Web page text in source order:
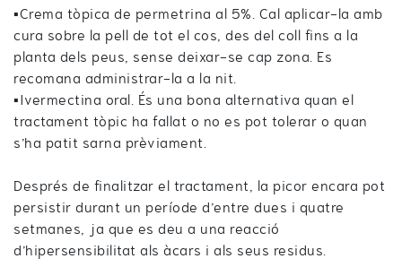
▪️Crema tòpica de permetrina al 5%. Cal aplicar-la amb
cura sobre la pell de tot el cos, des del coll fins a la
planta dels peus, sense deixar-se cap zona. Es
recomana administrar-la a la nit.
▪️Ivermectina oral. És una bona alternativa quan el
tractament tòpic ha fallat o no es pot tolerar o quan
s’ha patit sarna prèviament.
Després de finalitzar el tractament, la picor encara pot
persistir durant un període d’entre dues i quatre
setmanes, ja que es deu a una reacció
d’hipersensibilitat als àcars i als seus residus.